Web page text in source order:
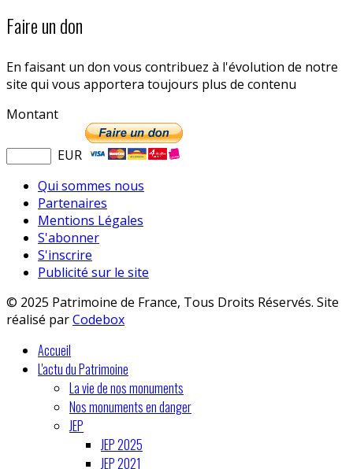
Faire un don
En faisant un don vous contribuez à l'évolution de notre
site qui vous apportera toujours plus de contenu
Montant
EUR
Qui sommes nous
Partenaires
Mentions Légales
S'abonner
S'inscrire
Publicité sur le site
© 2025 Patrimoine de France, Tous Droits Réservés. Site
réalisé parCodebox
Accueil
L'actu du Patrimoine
La vie de nos monuments
Nos monuments en danger
JEP
JEP 2025
JEP 2021